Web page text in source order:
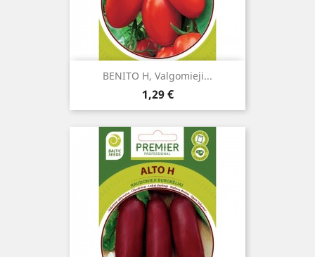
BENITO H, Valgomieji...
Kaina
1,29 €